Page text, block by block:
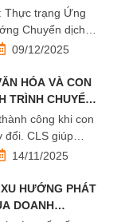
trong Hệ
Việt Nam
Chuyển dịch
thái Doanh
09/12/2025
HÓA VÀ CON
TRÌNH CHUYỂN
công khi con
đổi. CLS giúp
số hóa tri thức
14/11/2025
HƯỚNG PHÁT
DOANH